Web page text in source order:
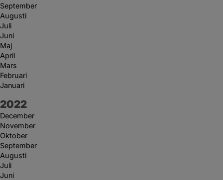
September
Augusti
Juli
Juni
Maj
April
Mars
Februari
Januari
År:
2022
December
November
Oktober
September
Augusti
Juli
Juni